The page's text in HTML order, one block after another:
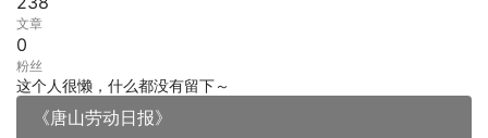
文章
0
粉丝
这个人很懒，什么都没有留下～
《唐山劳动日报》